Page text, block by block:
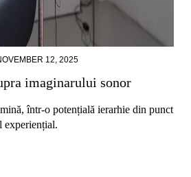
12, 2025
imaginarului sonor
într-o potențială ierarhie din punct
experiențial.